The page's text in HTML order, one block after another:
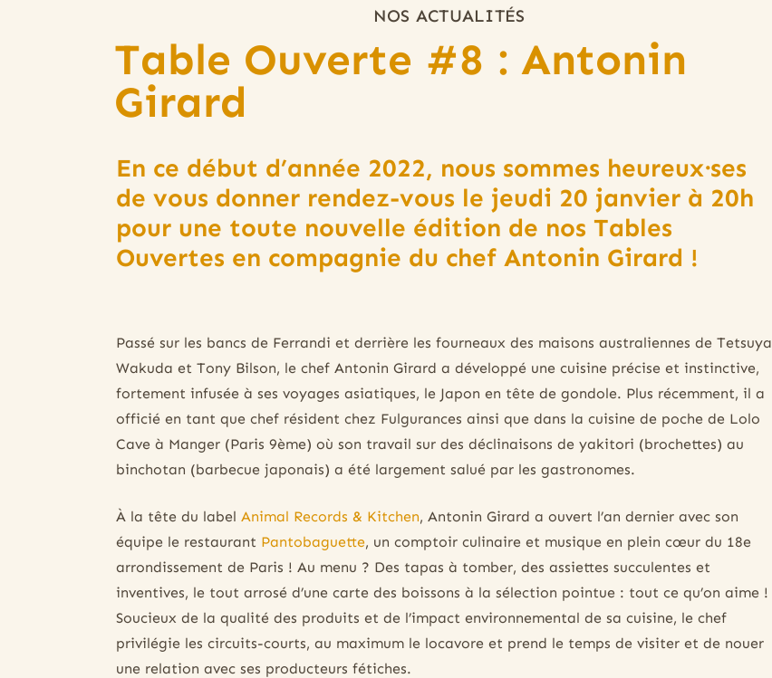
NOS ACTUALITÉS
Table Ouverte #8 : Antonin
Girard
En ce début d’année 2022, nous sommes heureux·ses
de vous donner rendez-vous le jeudi 20 janvier à 20h
pour une toute nouvelle édition de nos Tables
Ouvertes en compagnie du chef Antonin Girard !
Passé sur les bancs de Ferrandi et derrière les fourneaux des maisons australiennes de Tetsuya
Wakuda et Tony Bilson, le chef Antonin Girard a développé une cuisine précise et instinctive,
fortement infusée à ses voyages asiatiques, le Japon en tête de gondole. Plus récemment, il a
officié en tant que chef résident chez Fulgurances ainsi que dans la cuisine de poche de Lolo
Cave à Manger (Paris 9ème) où son travail sur des déclinaisons de yakitori (brochettes) au
binchotan (barbecue japonais) a été largement salué par les gastronomes.
À la tête du label Animal Records & Kitchen, Antonin Girard a ouvert l’an dernier avec son
équipe le restaurant Pantobaguette, un comptoir culinaire et musique en plein cœur du 18e
arrondissement de Paris ! Au menu ? Des tapas à tomber, des assiettes succulentes et
inventives, le tout arrosé d’une carte des boissons à la sélection pointue : tout ce qu’on aime !
Soucieux de la qualité des produits et de l’impact environnemental de sa cuisine, le chef
privilégie les circuits-courts, au maximum le locavore et prend le temps de visiter et de nouer
une relation avec ses producteurs fétiches.